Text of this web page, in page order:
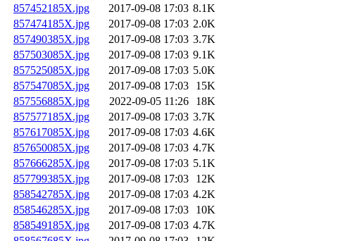
857452185X.jpg
2017-09-08 17:03 8.1K
857474185X.jpg
2017-09-08 17:03 2.0K
857490385X.jpg
2017-09-08 17:03 3.7K
857503085X.jpg
2017-09-08 17:03 9.1K
857525085X.jpg
2017-09-08 17:03 5.0K
857547085X.jpg
2017-09-08 17:03
15K
857556885X.jpg
2022-09-05 11:26
18K
857577185X.jpg
2017-09-08 17:03 3.7K
857617085X.jpg
2017-09-08 17:03 4.6K
857650085X.jpg
2017-09-08 17:03 4.7K
857666285X.jpg
2017-09-08 17:03 5.1K
857799385X.jpg
2017-09-08 17:03
12K
858542785X.jpg
2017-09-08 17:03 4.2K
858546285X.jpg
2017-09-08 17:03
10K
858549185X.jpg
2017-09-08 17:03 4.7K